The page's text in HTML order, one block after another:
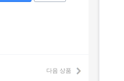
다음 상품